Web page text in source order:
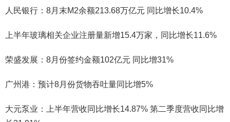
人民银行：8月末M2余额213.68万亿元 同比增长10.4%
上半年玻璃相关企业注册量新增15.4万家，同比增长11.6%
荣盛发展：8月份签约金额102亿元 同比增31%
广州港：预计8月份货物吞吐量同比增5%
大元泵业：上半年营收同比增长14.87% 第二季度营收同比增